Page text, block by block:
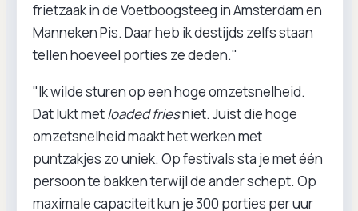
frietzaak in de Voetboogsteeg in Amsterdam en
Manneken Pis. Daar heb ik destijds zelfs staan
tellen hoeveel porties ze deden."
"Ik wilde sturen op een hoge omzetsnelheid.
Dat lukt metloaded friesniet. Juist die hoge
omzetsnelheid maakt het werken met
puntzakjes zo uniek. Op festivals sta je met één
persoon te bakken terwijl de ander schept. Op
maximale capaciteit kun je 300 porties per uur